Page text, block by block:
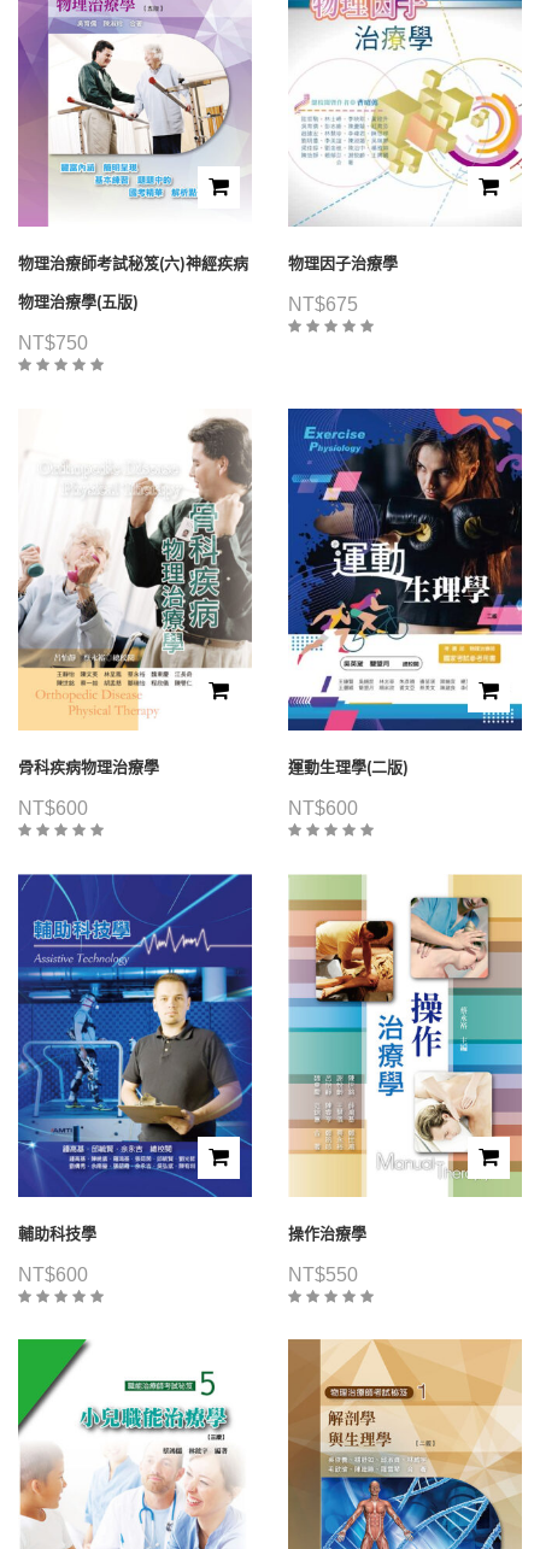
物理治療師考試秘笈(六)神經疾病
物理治療學(五版)
NT$750
物理因子治療學
NT$675
骨科疾病物理治療學
NT$600
運動生理學(二版)
NT$600
輔助科技學
NT$600
操作治療學
NT$550